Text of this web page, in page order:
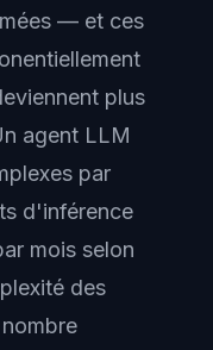
— et ces
plus
agent LLM
par
d'inférence
mois selon
des